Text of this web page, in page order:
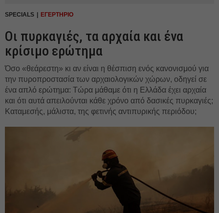
SPECIALS ΕΓΕΡΤΗΡΙΟ
Οι πυρκαγιές, τα αρχαία και ένα
κρίσιμο ερώτημα
Όσο «θεάρεστη» κι αν είναι η θέσπιση ενός κανονισμού για
την πυροπροστασία των αρχαιολογικών χώρων, οδηγεί σε
ένα απλό ερώτημα: Τώρα μάθαμε ότι η Ελλάδα έχει αρχαία
και ότι αυτά απειλούνται κάθε χρόνο από δασικές πυρκαγιές;
Καταμεσής, μάλιστα, της φετινής αντιπυρικής περιόδου;